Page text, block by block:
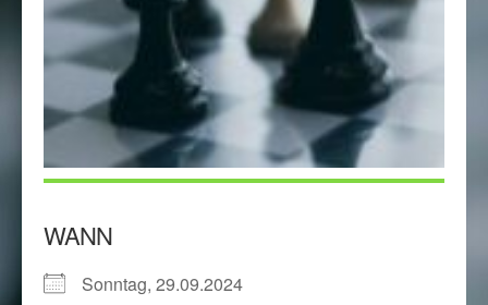
WANN
Sonntag, 29.09.2024